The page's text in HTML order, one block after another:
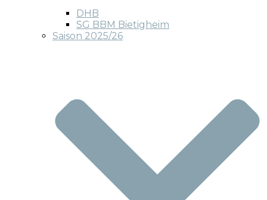
DHB
SG BBM Bietigheim
Saison 2025/26